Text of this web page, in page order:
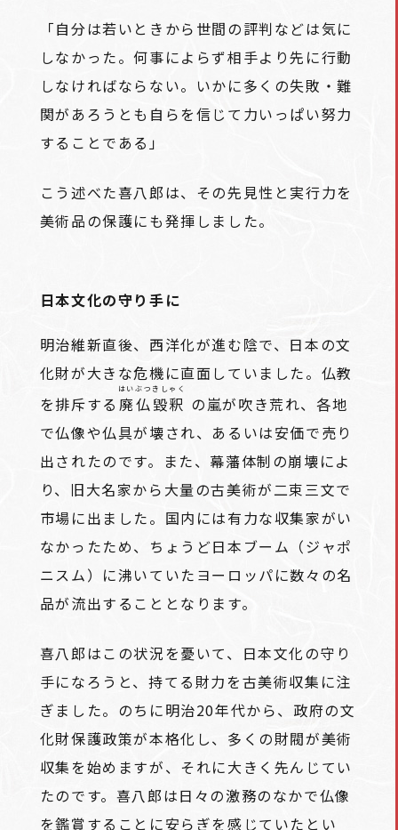
「自分は若いときから世間の評判などは気に
しなかった。何事によらず相手より先に行動
しなければならない。いかに多くの失敗・難
関があろうとも自らを信じて力いっぱい努力
することである」
こう述べた喜八郎は、その先見性と実行力を
美術品の保護にも発揮しました。
日本文化の守り手に
明治維新直後、西洋化が進む陰で、日本の文
化財が大きな危機に直面していました。仏教
を排斥する 廃仏毀釈
はいぶつきしゃく
の嵐が吹き荒れ、各地
で仏像や仏具が壊され、あるいは安価で売り
出されたのです。また、幕藩体制の崩壊によ
り、旧大名家から大量の古美術が二束三文で
市場に出ました。国内には有力な収集家がい
なかったため、ちょうど日本ブーム（ジャポ
ニスム）に沸いていたヨーロッパに数々の名
品が流出することとなります。
喜八郎はこの状況を憂いて、日本文化の守り
手になろうと、持てる財力を古美術収集に注
ぎました。のちに明治20年代から、政府の文
化財保護政策が本格化し、多くの財閥が美術
収集を始めますが、それに大きく先んじてい
たのです。喜八郎は日々の激務のなかで仏像
を鑑賞することに安らぎを感じていたとい